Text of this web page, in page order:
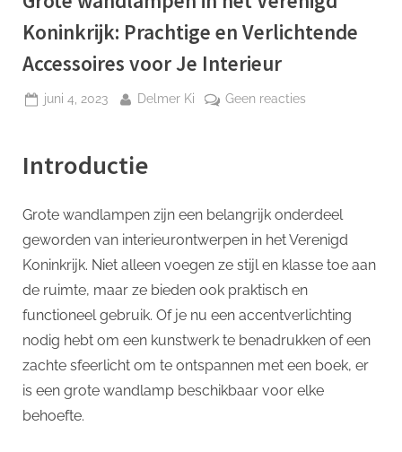
Koninkrijk: Prachtige en Verlichtende
Accessoires voor Je Interieur
Geplaatst
juni 4, 2023 Door
Delmer Ki Geen reactiesop
Koninkrijk:
Prachtige
en
Verlichtende
voor
Je
Interieur
Introductie
Grote wandlampen zijn een belangrijk onderdeel
geworden van interieurontwerpen in het Verenigd
Koninkrijk. Niet alleen voegen ze stijl en klasse toe aan
de ruimte, maar ze bieden ook praktisch en
functioneel gebruik. Of je nu een accentverlichting
nodig hebt om een kunstwerk te benadrukken of een
zachte sfeerlicht om te ontspannen met een boek, er
is een grote wandlamp beschikbaar voor elke
behoefte.